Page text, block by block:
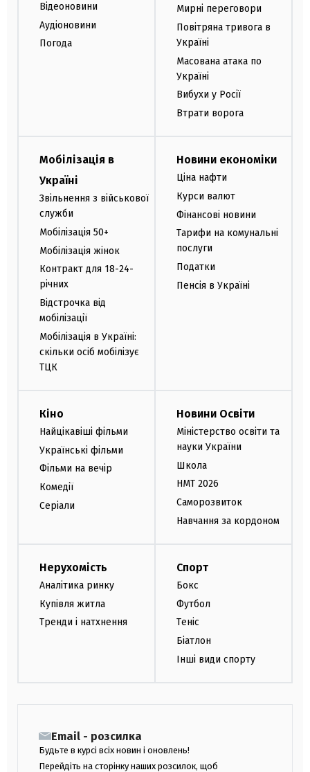
Відеоновини
Аудіоновини
Погода
Мирні переговори
Повітряна тривога в
Україні
Масована атака по
Україні
Вибухи у Росії
Втрати ворога
Мобілізація в
Україні
Звільнення з військової
служби
Мобілізація 50+
Мобілізація жінок
Контракт для 18-24-
річних
Відстрочка від
мобілізації
Мобілізація в Україні:
скільки осіб мобілізує
ТЦК
Новини економіки
Ціна нафти
Курси валют
Фінансові новини
Тарифи на комунальні
послуги
Податки
Пенсія в Україні
Кіно
Найцікавіші фільми
Українські фільми
Фільми на вечір
Комедії
Серіали
Новини Освіти
Міністерство освіти та
науки України
Школа
НМТ 2026
Саморозвиток
Навчання за кордоном
Нерухомість
Аналітика ринку
Купівля житла
Тренди і натхнення
Спорт
Бокс
Футбол
Теніс
Біатлон
Інші види спорту
Email - розсилка
Будьте в курсі всіх новин і оновлень!
Перейдіть на сторінку наших розсилок, щоб